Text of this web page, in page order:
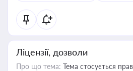
Ліцензії, дозволи
Про що тема: Тема стосується